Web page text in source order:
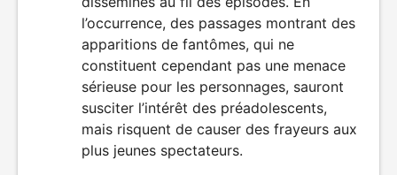
l’occurrence, des passages montrant des
apparitions de fantômes, qui ne
constituent cependant pas une menace
sérieuse pour les personnages, sauront
susciter l’intérêt des préadolescents,
mais risquent de causer des frayeurs aux
plus jeunes spectateurs.